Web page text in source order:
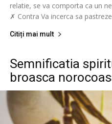
relatie, se va comporta ca un
✗ Contra Va incerca sa
Citiți mai mult
Semnificatia
broasca